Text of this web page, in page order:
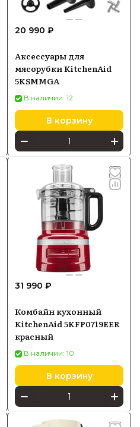
20 990 ₽
Аксессуары для
мясорубки KitchenAid
5KSMMGA
В наличии: 12
В корзину
31 990 ₽
Комбайн кухонный
KitchenAid 5KFP0719EER
красный
В наличии: 10
В корзину